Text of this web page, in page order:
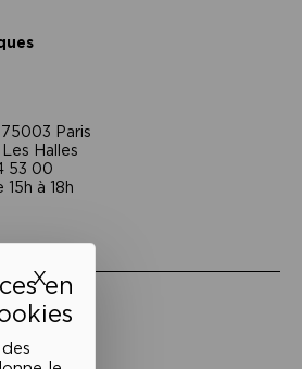
XMasquer le bandeau des
Paris
Halles
53 00
à 18h
vente